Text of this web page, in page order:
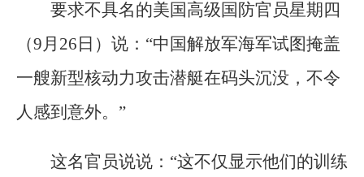
要求不具名的美国高级国防官员星期四
（9月26日）说：“中国解放军海军试图掩盖
一艘新型核动力攻击潜艇在码头沉没，不令
人感到意外。”
这名官员说说：“这不仅显示他们的训练